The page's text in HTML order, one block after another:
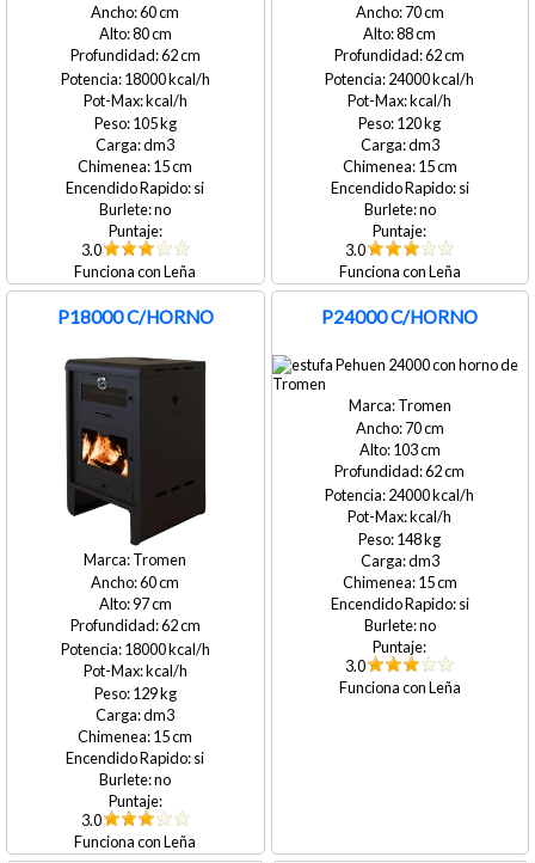
60
80
62
18000
105
15
si
no
3.0
Leña
70
88
62
24000
120
15
si
no
3.0
Leña
P18000 C/HORNO
Tromen
60
97
62
18000
129
15
si
no
3.0
Leña
P24000 C/HORNO
Tromen
70
103
62
24000
148
15
si
no
3.0
Leña